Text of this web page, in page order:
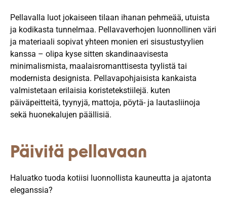
Pellavalla luot jokaiseen tilaan ihanan pehmeää, utuista
ja kodikasta tunnelmaa. Pellavaverhojen luonnollinen väri
ja materiaali sopivat yhteen monien eri sisustustyylien
kanssa – olipa kyse sitten skandinaavisesta
minimalismista, maalaisromanttisesta tyylistä tai
modernista designista. Pellavapohjaisista kankaista
valmistetaan erilaisia ​​koristetekstiilejä. kuten
päiväpeitteitä, tyynyjä, mattoja, pöytä- ja lautasliinoja
sekä huonekalujen päällisiä.
Päivitä pellavaan
Haluatko tuoda kotiisi luonnollista kauneutta ja ajatonta
eleganssia?